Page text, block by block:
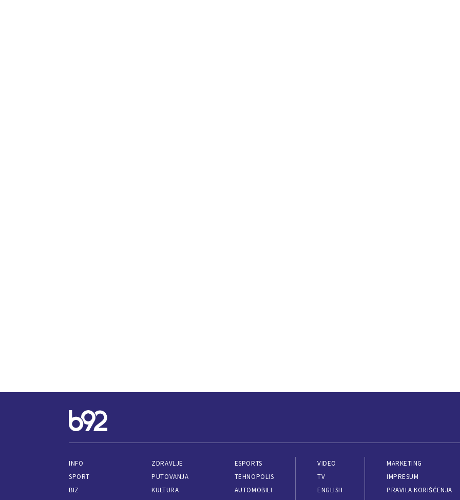
INFO
SPORT
BIZ
ZDRAVLJE
PUTOVANJA
KULTURA
ESPORTS
TEHNOPOLIS
AUTOMOBILI
VIDEO
TV
ENGLISH
MARKETING
IMPRESUM
PRAVILA KORIŠĆENJA